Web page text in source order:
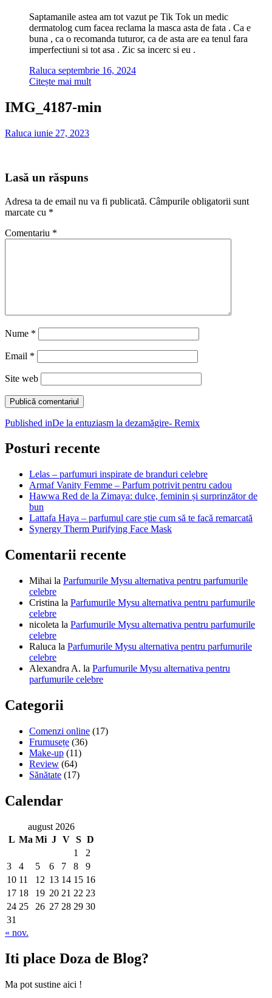
Saptamanile astea am tot vazut pe Tik Tok un medic
dermatolog cum facea reclama la masca asta de fata . Ca e
buna , ca o recomanda tuturor, ca de asta are ea tenul fara
imperfectiuni si tot asa . Zic sa incerc si eu .
Raluca septembrie 16, 2024
Citește mai mult
IMG_4187-min
Raluca iunie 27, 2023
Lasă un răspuns
Adresa ta de email nu va fi publicată. Câmpurile obligatorii sunt
marcate cu *
Comentariu *
Nume *
Email *
Site web
Navigare
în
articole
Published inDe la entuziasm la dezamăgire- Remix
Posturi recente
Lelas – parfumuri inspirate de branduri celebre
Armaf Vanity Femme – Parfum potrivit pentru cadou
Hawwa Red de la Zimaya: dulce, feminin și surprinzător de
bun
Lattafa Haya – parfumul care știe cum să te facă remarcată
Synergy Therm Purifying Face Mask
Comentarii recente
Mihai la Parfumurile Mysu alternativa pentru parfumurile
celebre
Cristina la Parfumurile Mysu alternativa pentru parfumurile
celebre
nicoleta la Parfumurile Mysu alternativa pentru parfumurile
celebre
Raluca la Parfumurile Mysu alternativa pentru parfumurile
celebre
Alexandra A. la Parfumurile Mysu alternativa pentru
parfumurile celebre
Categorii
Comenzi online (17)
Frumusețe (36)
Make-up (11)
Review (64)
Sănătate (17)
Calendar
august 2026
L Ma Mi J V S D
1
2
3
4 5 6 7 8
9
10 11 12 13 14 15 16
17 18 19 20 21 22 23
24 25 26 27 28 29 30
31
« nov.
Iti place Doza de Blog?
Ma pot sustine aici !